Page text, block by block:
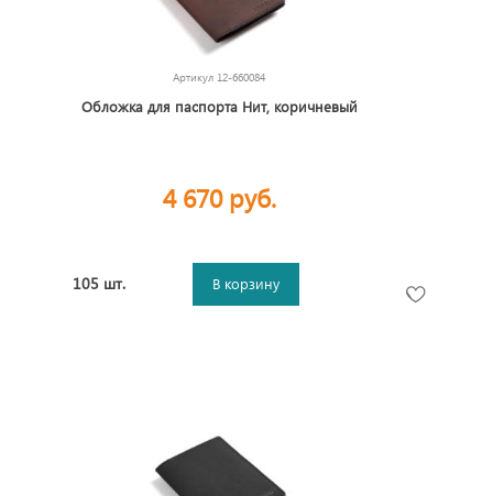
Артикул 12-660084
Обложка для паспорта Нит, коричневый
4 670 руб.
105 шт. В корзину